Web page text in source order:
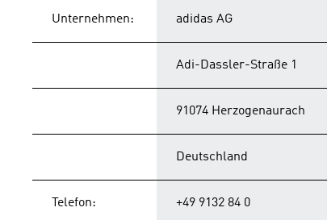
Unternehmen: adidas AG
Adi-Dassler-Straße 1
91074 Herzogenaurach
Deutschland
Telefon: +49 9132 84 0